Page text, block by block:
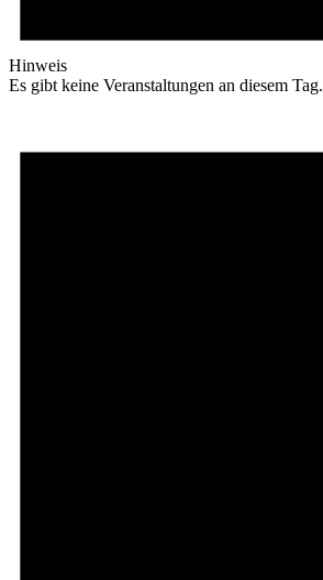
Hinweis
Es gibt keine Veranstaltungen an diesem Tag.